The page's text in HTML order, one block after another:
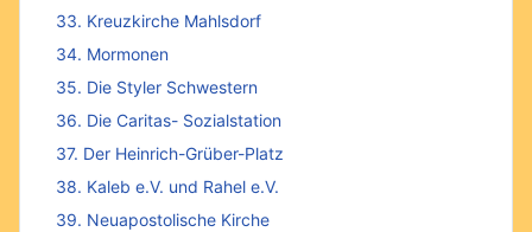
33. Kreuzkirche Mahlsdorf
34. Mormonen
35. Die Styler Schwestern
36. Die Caritas- Sozialstation
37. Der Heinrich-Grüber-Platz
38. Kaleb e.V. und Rahel e.V.
39. Neuapostolische Kirche